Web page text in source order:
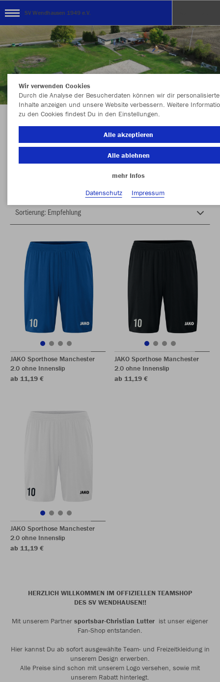
SV Wendhausen 1949 e.V.
SV Wendhausen
JAKO Sporthose Manchester
2.0 ohne Innenslip
ab 11,19 €
JAKO Sporthose Manchester
2.0 ohne Innenslip
ab 11,19 €
JAKO Sporthose Manchester
2.0 ohne Innenslip
ab 11,19 €
HERZLICH WILLKOMMEN IM OFFIZIELLEN TEAMSHOP
DES SV WENDHAUSEN!!
Mit unserem Partner sportsbar-Christian Lutter ist unser eigener
Fan-Shop entstanden.
Hier kannst Du ab sofort ausgewählte Team- und Freizeitkleidung in
unserem Design erwerben.
Alle Preise sind schon mit unserem Logo versehen, sowie mit
unserem Rabatt hinterlegt.
Wir verwenden Cookies
Durch die Analyse der Besucherdaten können wir dir personalisierte
Inhalte anzeigen und unsere Website verbessern. Weitere
zu den Cookies findest Du in den Einstellungen.
Alle akzeptieren
Alle ablehnen
mehr Infos
Datenschutz
Impressum